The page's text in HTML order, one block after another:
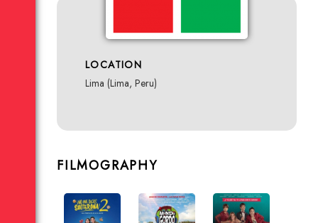
LOCATION
Lima (Lima, Peru)
FILMOGRAPHY